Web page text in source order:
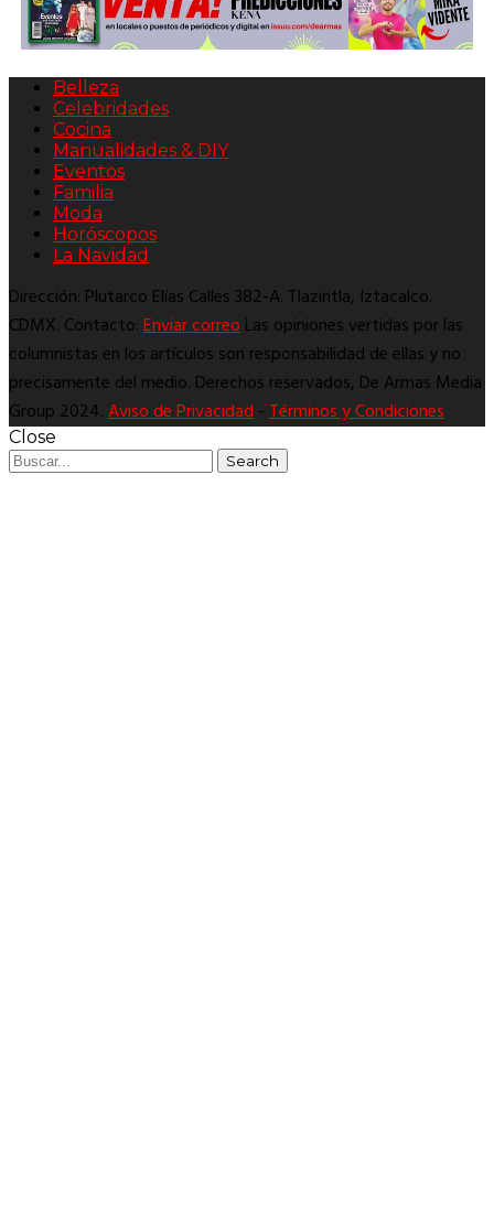
Belleza
Celebridades
Cocina
Manualidades & DIY
Eventos
Familia
Moda
Horóscopos
La Navidad
Dirección: Plutarco Elías Calles 382-A. Tlazintla, Iztacalco.
CDMX. Contacto:Enviar correoLas opiniones vertidas por las
columnistas en los artículos son responsabilidad de ellas y no
precisamente del medio. Derechos reservados, De Armas Media
Group 2024.Aviso de Privacidad-Términos y Condiciones
Close